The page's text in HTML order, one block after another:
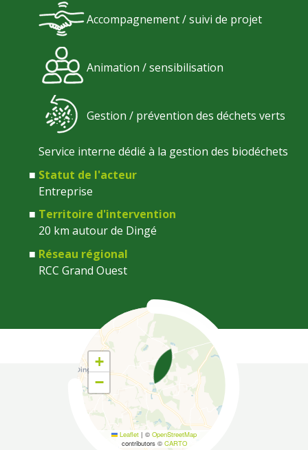
Accompagnement / suivi de projet
Animation / sensibilisation
Gestion / prévention des déchets verts
Service interne dédié à la gestion des biodéchets
Statut de l'acteur
Entreprise
Territoire d'intervention
20 km autour de Dingé
Réseau régional
RCC Grand Ouest
Coordonnées
+
−
Leaflet | ©OpenStreetMap
contributors © CARTO